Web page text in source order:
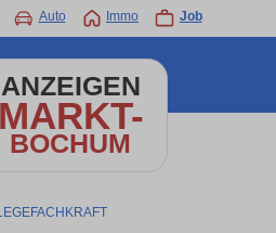
Auto Immo Job
ANZEIGEN
MARKT-
BOCHUM